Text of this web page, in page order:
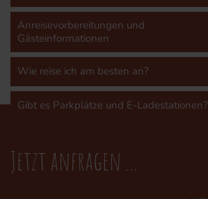
Anreisevorbereitungen und
Gästeinformationen
Wie reise ich am besten an?
Gibt es Parkplätze und E-Ladestationen?
Jetzt anfragen ...